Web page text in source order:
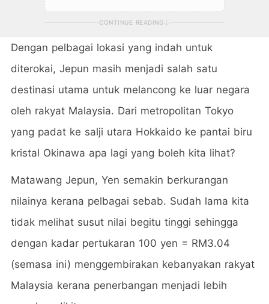
CONTINUE READING
Dengan pelbagai lokasi yang indah untuk
diterokai, Jepun masih menjadi salah satu
destinasi utama untuk melancong ke luar negara
oleh rakyat Malaysia. Dari metropolitan Tokyo
yang padat ke salji utara Hokkaido ke pantai biru
kristal Okinawa apa lagi yang boleh kita lihat?
Matawang Jepun, Yen semakin berkurangan
nilainya kerana pelbagai sebab. Sudah lama kita
tidak melihat susut nilai begitu tinggi sehingga
dengan kadar pertukaran 100 yen = RM3.04
(semasa ini) menggembirakan kebanyakan rakyat
Malaysia kerana penerbangan menjadi lebih